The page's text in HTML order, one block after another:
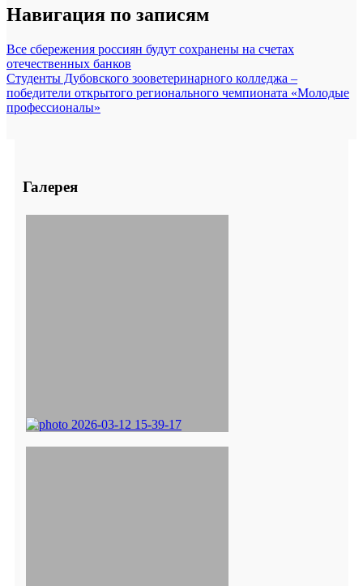
Навигация по записям
Все сбережения россиян будут сохранены на счетах
отечественных банков
Студенты Дубовского зооветеринарного колледжа –
победители открытого регионального чемпионата «Молодые
профессионалы»
Галерея